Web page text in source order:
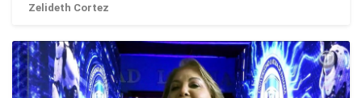
Zelideth Cortez